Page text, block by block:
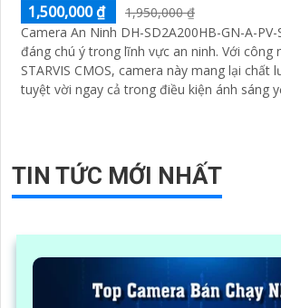
1,500,000 ₫
1,950,000 ₫
Camera An Ninh DH-SD2A200HB-GN-A-
đáng chú ý trong lĩnh vực an ninh. Với công nghệ Sony
STARVIS CMOS, camera này mang lại chất
tuyệt vời ngay cả trong điều kiện ánh sáng
TIN TỨC MỚI NHẤT